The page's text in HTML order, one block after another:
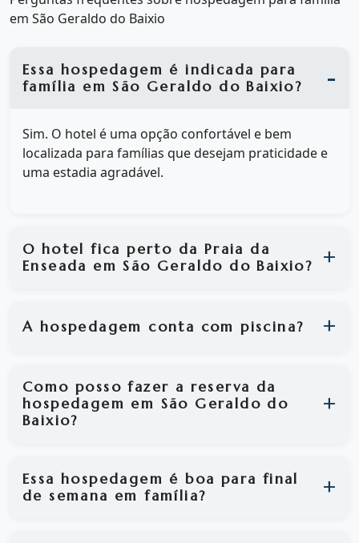
em São Geraldo do Baixio
Essa hospedagem é indicada para
família em São Geraldo do Baixio?
Sim. O hotel é uma opção confortável e bem
localizada para famílias que desejam praticidade e
uma estadia agradável.
O hotel fica perto da Praia da
Enseada em São Geraldo do Baixio?
A hospedagem conta com piscina?
Como posso fazer a reserva da
hospedagem em São Geraldo do
Baixio?
Essa hospedagem é boa para final
de semana em família?